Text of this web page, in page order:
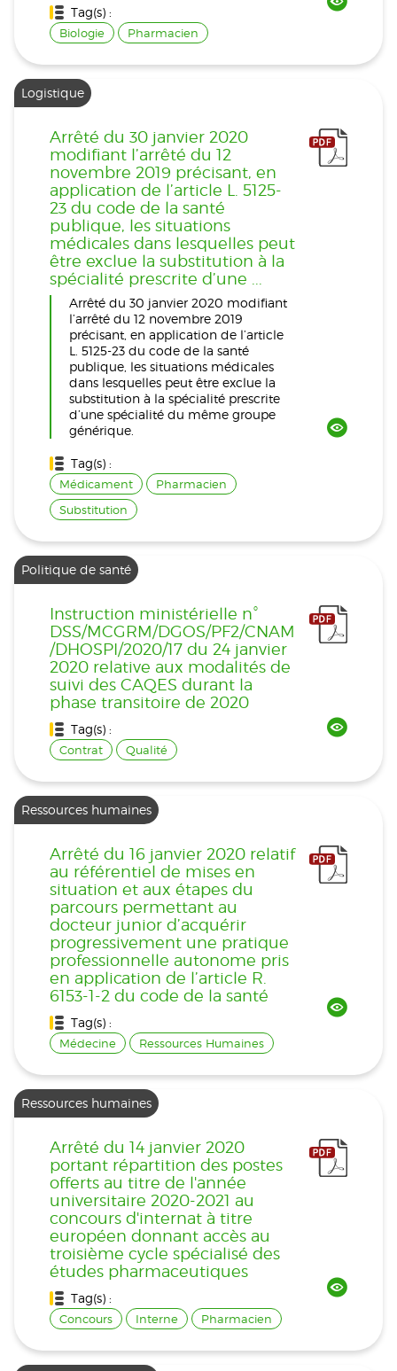
Tag(s) :
Biologie Pharmacien
Logistique
Arrêté du 30 janvier 2020
modifiant l’arrêté du 12
novembre 2019 précisant, en
application de l’article L. 5125-
23 du code de la santé
publique, les situations
médicales dans lesquelles peut
être exclue la substitution à la
spécialité prescrite d’une ...
Arrêté du 30 janvier 2020 modifiant
l’arrêté du 12 novembre 2019
précisant, en application de l’article
L. 5125-23 du code de la santé
publique, les situations médicales
dans lesquelles peut être exclue la
substitution à la spécialité prescrite
d’une spécialité du même groupe
générique.
Tag(s) :
Médicament
Pharmacien
Substitution
Politique de santé
Instruction ministérielle n°
DSS/MCGRM/DGOS/PF2/CNAM
/DHOSPI/2020/17 du 24 janvier
2020 relative aux modalités de
suivi des CAQES durant la
phase transitoire de 2020
Tag(s) :
Contrat Qualité
Ressources humaines
Arrêté du 16 janvier 2020 relatif
au référentiel de mises en
situation et aux étapes du
parcours permettant au
docteur junior d’acquérir
progressivement une pratique
professionnelle autonome pris
en application de l’article R.
6153-1-2 du code de la santé
Tag(s) :
Médecine Ressources Humaines
Ressources humaines
Arrêté du 14 janvier 2020
portant répartition des postes
offerts au titre de l'année
universitaire 2020-2021 au
concours d'internat à titre
européen donnant accès au
troisième cycle spécialisé des
études pharmaceutiques
Tag(s) :
Concours Interne Pharmacien